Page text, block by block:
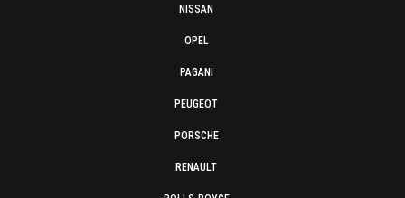
NISSAN
OPEL
PAGANI
PEUGEOT
PORSCHE
RENAULT